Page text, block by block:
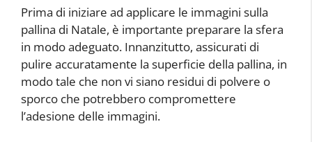
Prima di iniziare ad applicare le immagini sulla
pallina di Natale, è importante preparare la sfera
in modo adeguato. Innanzitutto, assicurati di
pulire accuratamente la superficie della pallina, in
modo tale che non vi siano residui di polvere o
sporco che potrebbero compromettere
l’adesione delle immagini.